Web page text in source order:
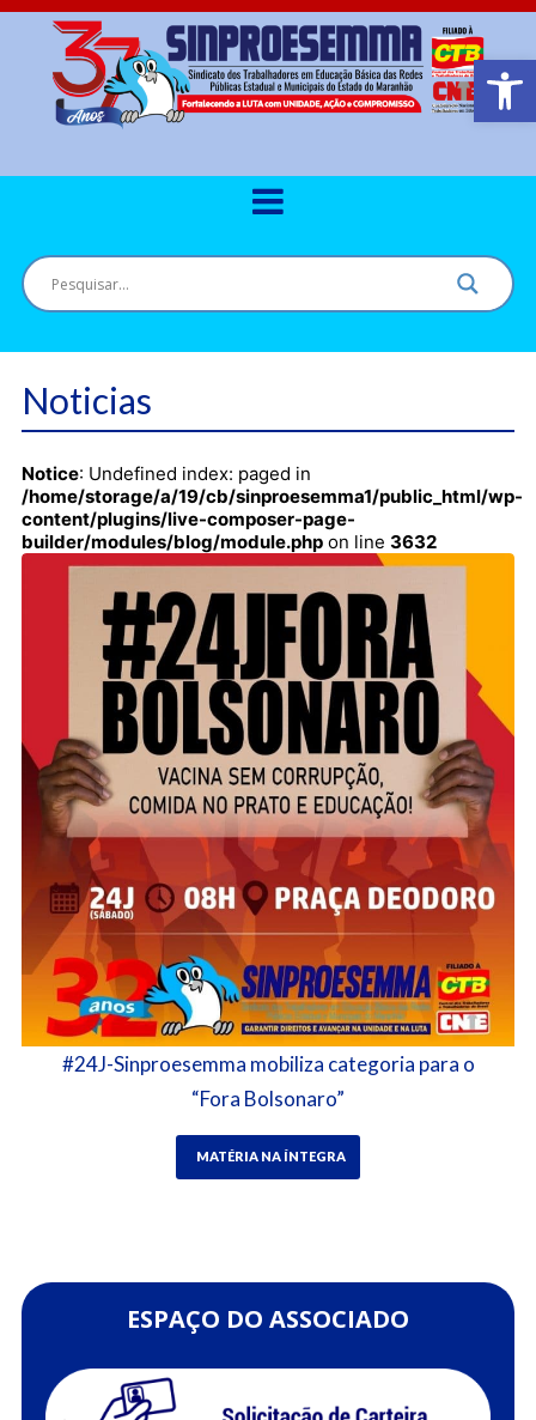
Barra de
Noticias
Notice: Undefined index: paged in
/home/storage/a/19/cb/sinproesemma1/public_html/wp-
content/plugins/live-composer-page-
builder/modules/blog/module.phpon line 3632
#24J-Sinproesemma mobiliza categoria para o
“Fora Bolsonaro”
MATÉRIA NA ÍNTEGRA
ESPAÇO DO ASSOCIADO